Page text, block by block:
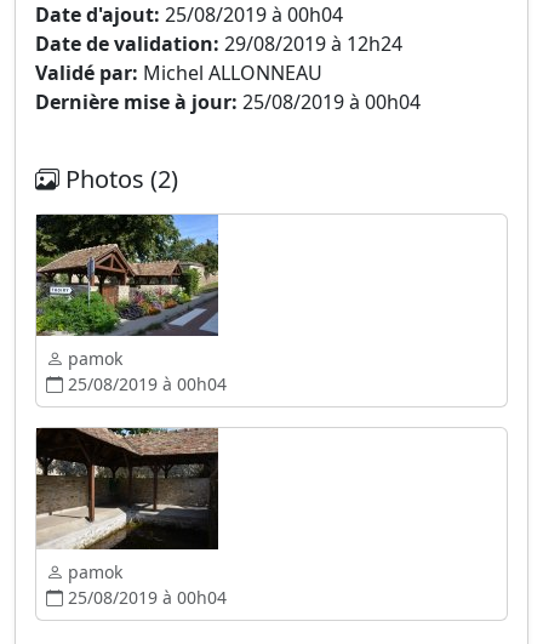
Date d'ajout: 25/08/2019 à 00h04
Date de validation: 29/08/2019 à 12h24
Validé par: Michel ALLONNEAU
Dernière mise à jour: 25/08/2019 à 00h04
Photos (2)
pamok
25/08/2019 à 00h04
pamok
25/08/2019 à 00h04